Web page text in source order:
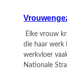
Elke vrouw
die haar werk
werkvloer
Nationale